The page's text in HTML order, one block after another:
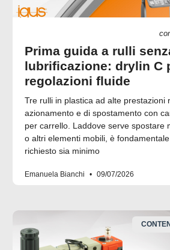
Prima guida a rulli
lubrificazione: drylin C
regolazioni fluide
Tre rulli in plastica ad alte prestazioni
azionamento e di spostamento con
per carrello. Laddove serve spostare
o altri elementi mobili, è
richiesto sia minimo
Emanuela Bianchi 09/07/2026